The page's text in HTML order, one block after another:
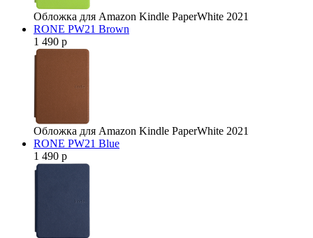
Обложка для Amazon Kindle PaperWhite 2021
RONE PW21 Brown
1 490 р
Обложка для Amazon Kindle PaperWhite 2021
RONE PW21 Blue
1 490 р